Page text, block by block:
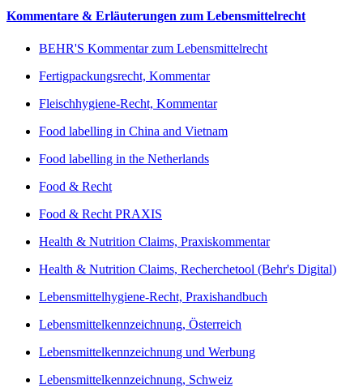
Kommentare & Erläuterungen zum Lebensmittelrecht
BEHR'S Kommentar zum Lebensmittelrecht
Fertigpackungsrecht, Kommentar
Fleischhygiene-Recht, Kommentar
Food labelling in China and Vietnam
Food labelling in the Netherlands
Food & Recht
Food & Recht PRAXIS
Health & Nutrition Claims, Praxiskommentar
Health & Nutrition Claims, Recherchetool (Behr's Digital)
Lebensmittelhygiene-Recht, Praxishandbuch
Lebensmittelkennzeichnung, Österreich
Lebensmittelkennzeichnung und Werbung
Lebensmittelkennzeichnung, Schweiz